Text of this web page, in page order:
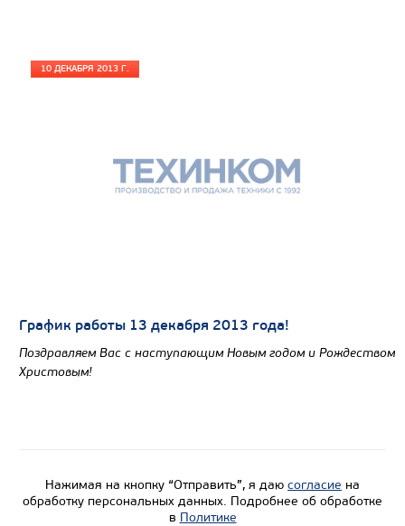
10 ДЕКАБРЯ 2013 Г.
График работы 13 декабря 2013 года!
Поздравляем Вас с наступающим Новым годом и Рождеством
Христовым!
Нажимая на кнопку “Отправить”, я даю согласие на
обработку персональных данных. Подробнее об обработке
в Политике